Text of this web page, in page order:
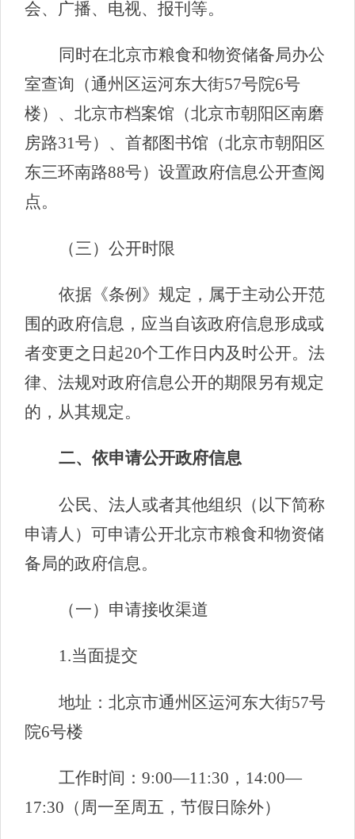
会、广播、电视、报刊等。
同时在北京市粮食和物资储备局办公
室查询（通州区运河东大街57号院6号
楼）、北京市档案馆（北京市朝阳区南磨
房路31号）、首都图书馆（北京市朝阳区
东三环南路88号）设置政府信息公开查阅
点。
（三）公开时限
依据《条例》规定，属于主动公开范
围的政府信息，应当自该政府信息形成或
者变更之日起20个工作日内及时公开。法
律、法规对政府信息公开的期限另有规定
的，从其规定。
二、依申请公开政府信息
公民、法人或者其他组织（以下简称
申请人）可申请公开北京市粮食和物资储
备局的政府信息。
（一）申请接收渠道
1.当面提交
地址：北京市通州区运河东大街57号
院6号楼
工作时间：9:00—11:30，14:00—
17:30（周一至周五，节假日除外）